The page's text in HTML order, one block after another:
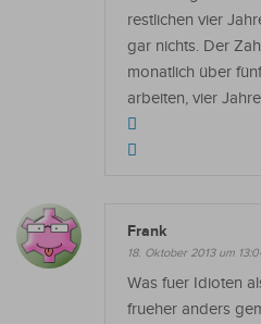
restlichen vier
gar nichts. Der
monatlich über
arbeiten, vier
Frank
18. Oktober 2013 um
Was fuer Idioten
frueher anders